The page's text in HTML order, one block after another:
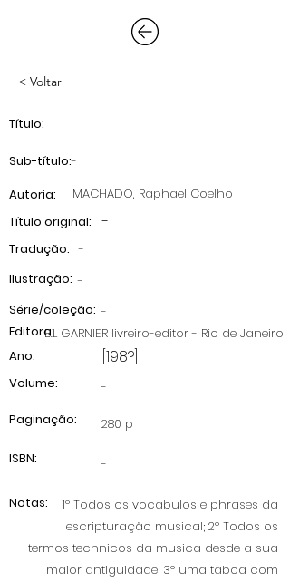
< Voltar
Título:
-
Sub-título:
Autoria:
MACHADO, Raphael Coelho
Título original:
-
Tradução: -
Ilustração: -
Série/coleção: -
B.L GARNIER livreiro-editor - Rio de Janeiro
Editora:
[198?]
Ano:
Volume:
-
Paginação:
280 p
ISBN:
-
1º Todos os vocabulos e phrases da
escripturação musical; 2º Todos os
termos technicos da musica desde a sua
maior antiguidade; 3º uma taboa com
Notas: